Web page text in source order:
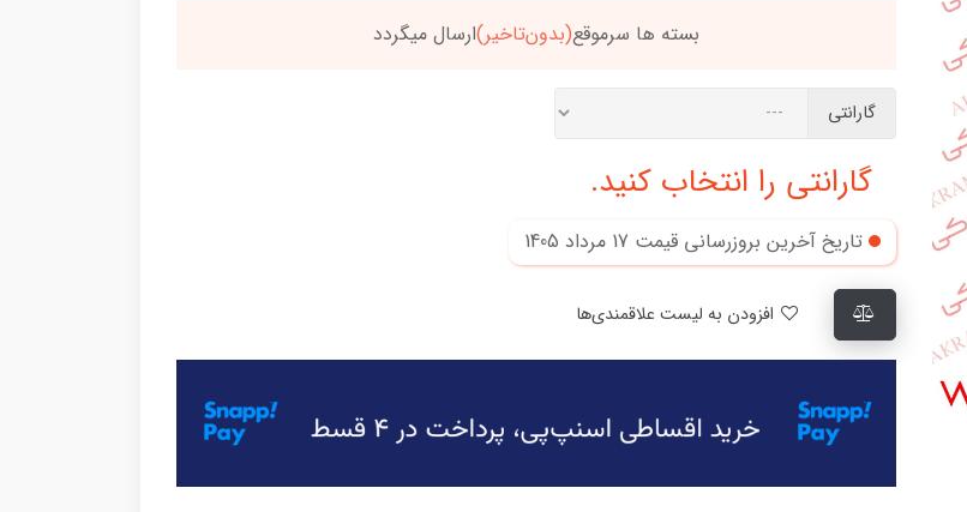
خریدتو به5میلیون برسون،ارسالت‌رایگانه
گارانتی
گارانتی را انتخاب کنید.
تاریخ آخرین بروزرسانی قیمت 17 مرداد 1405